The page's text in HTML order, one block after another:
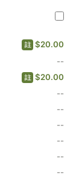
即
食
燕
片
克
$20.00
註
--
$20.00
註
--
--
--
--
--
--